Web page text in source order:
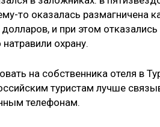
то оказалась размагничена
и при этом отказались
охрану.
на собственника отеля в
туристам лучше
телефонам.